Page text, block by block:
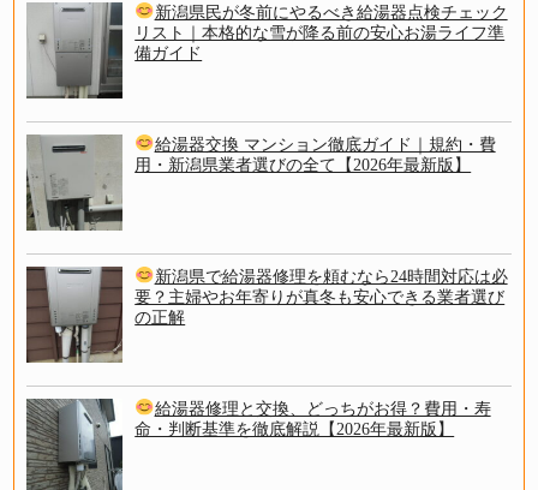
新潟県民が冬前にやるべき給湯器点検チェック
リスト｜本格的な雪が降る前の安心お湯ライフ準
備ガイド
給湯器交換 マンション徹底ガイド｜規約・費
用・新潟県業者選びの全て【2026年最新版】
新潟県で給湯器修理を頼むなら24時間対応は必
要？主婦やお年寄りが真冬も安心できる業者選び
の正解
給湯器修理と交換、どっちがお得？費用・寿
命・判断基準を徹底解説【2026年最新版】